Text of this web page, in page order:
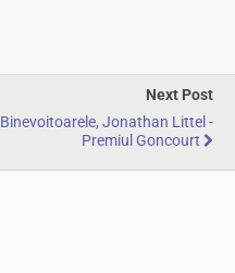
Next Post
Binevoitoarele, Jonathan Littel -
Premiul Goncourt